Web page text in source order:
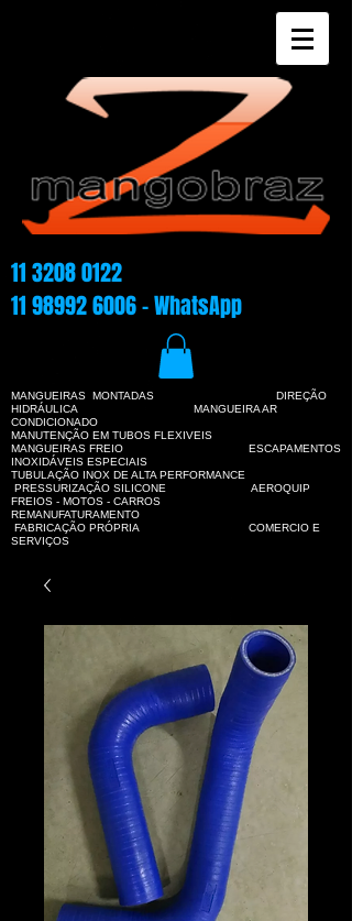
11 3208 0122
11 98992 6006- WhatsApp
MANGUEIRAS MONTADAS DIREÇÃO
HIDRÁULICA MANGUEIRA AR
CONDICIONADO
MANUTENÇÃO EM TUBOS FLEXIVEIS
MANGUEIRAS FREIO ESCAPAMENTOS
INOXIDÁVEIS ESPECIAIS
TUBULAÇÃO INOX DE ALTA PERFORMANCE
PRESSURIZAÇÃO SILICONE AEROQUIP
FREIOS - MOTOS - CARROS
REMANUFATURAMENTO
FABRICAÇÃO PRÓPRIA COMERCIO E
SERVIÇOS